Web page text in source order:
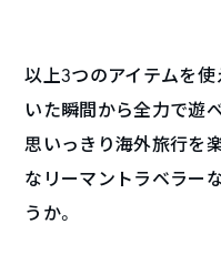
以上3つのアイテムを使
いた瞬間から全力で遊
思いっきり海外旅行を
なリーマントラベラー
うか。